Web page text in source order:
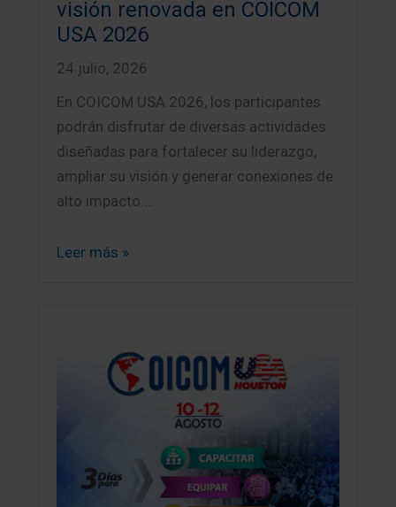
visión renovada en COICOM
USA 2026
24 julio, 2026
En COICOM USA 2026, los participantes
podrán disfrutar de diversas actividades
diseñadas para fortalecer su liderazgo,
ampliar su visión y generar conexiones de
alto impacto.…
Leer más »